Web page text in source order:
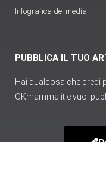
Infografica del media
PUBBLICA IL TUO
Hai qualcosa che credi
OKmamma.it e vuoi